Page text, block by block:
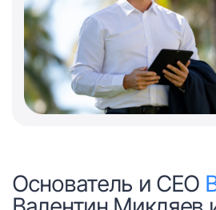
Основатель и СЕО